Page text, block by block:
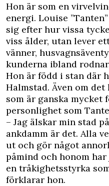
Hon är som en
energi. Louise
sig efter hur vissa
viss ålder, utan lever
vänner,
kunderna ibland
Hon är född i stan där
Halmstad. Även om
som är ganska
personlighet som
– Jag älskar min stad
ankdamm är det. Alla
ut och gör något
påmind och honom
en tråkighetsstyrka
förklarar hon.